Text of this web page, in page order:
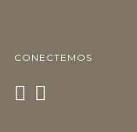
CONECTEMOS